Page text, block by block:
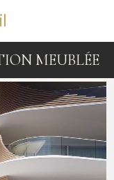
MEUBLÉE